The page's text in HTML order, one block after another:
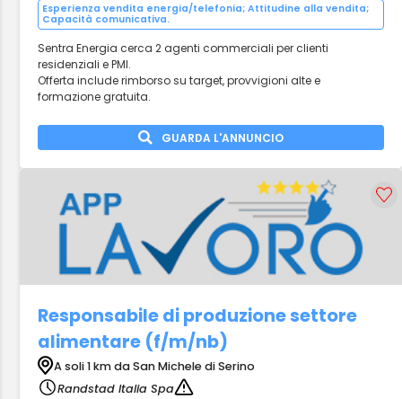
Esperienza vendita energia/telefonia; Attitudine alla vendita;
Capacità comunicativa.
Sentra Energia cerca 2 agenti commerciali per clienti
residenziali e PMI.
Offerta include rimborso su target, provvigioni alte e
formazione gratuita.
GUARDA L'ANNUNCIO
Responsabile di produzione settore
alimentare (f/m/nb)
A soli 1 km da San Michele di Serino
Randstad Italia Spa